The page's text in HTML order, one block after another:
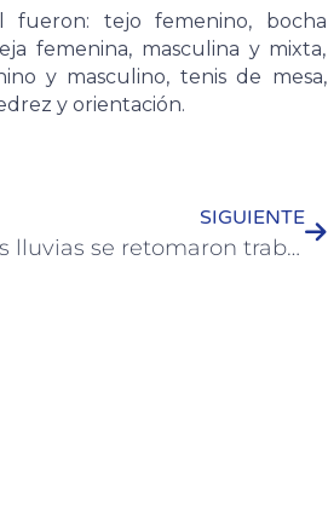
fueron: tejo femenino, bocha
femenina, masculina y mixta,
y masculino, tenis de mesa,
y orientación.
SIGUIENTE
Luego de las lluvias se retomaron trabajos en las calles de Colón